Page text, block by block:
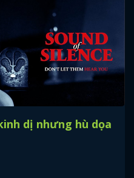
dị nhưng hù dọa